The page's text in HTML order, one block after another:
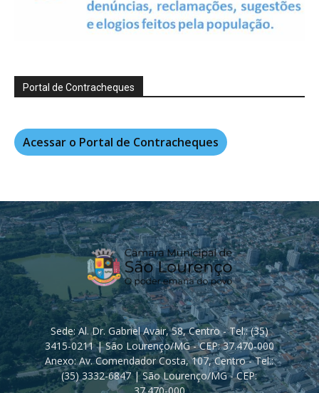
Portal de Contracheques
Acessar o Portal de Contracheques
Sede: Al. Dr. Gabriel Avair, 58, Centro - Tel.: (35)
3415-0211 | São Lourenço/MG - CEP: 37.470-000
Anexo: Av. Comendador Costa, 107, Centro - Tel.:
(35) 3332-6847 | São Lourenço/MG - CEP: